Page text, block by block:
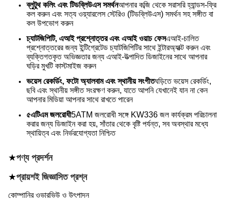
ব্লুটুথ কলিং এবং টিডব্লিউএস সমর্থনআপনার কব্জি থেকে সরাসরি হ্যান্ডস-ফ্রি
কল করুন এবং সত্য ওয়্যারলেস স্টেরিও (টিডব্লিউএস) সমর্থন সহ সঙ্গীত বা
কল উপভোগ করুন
চ্যাটজিপিটি, এআই প্রশ্নোত্তর এবং এআই ওয়াচ ফেসএআই-চালিত
প্রশ্নোত্তরের জন্য ইন্টিগ্রেটেড চ্যাটজিপিটির সাথে ইন্টারঅ্যাক্ট করুন এবং
ব্যক্তিগতকৃত অভিজ্ঞতার জন্য এআই-উত্পাদিত ডিজাইনের সাথে আপনার
ঘড়ির মুখটি কাস্টমাইজ করুন
ভয়েস রেকর্ডিং, ফটো অ্যালবাম এবং স্থানীয় সংগীতঘড়িতে ভয়েস রেকর্ডিং,
ছবি এবং স্থানীয় সঙ্গীত সংরক্ষণ করুন, যাতে আপনি যেখানেই যান না কেন
আপনার মিডিয়া আপনার সাথে রাখতে পারেন
৫এটিএম জলরোধী5ATM জলরোধী সঙ্গে KW336 জল কার্যক্রম পরিচালনা
করার জন্য ডিজাইন করা হয়, সাঁতার থেকে বৃষ্টি পর্যন্ত, সব অবস্থার মধ্যে
স্থায়িত্ব এবং নির্ভরযোগ্যতা নিশ্চিত
★পণ্য প্রদর্শন
★প্রায়শই জিজ্ঞাসিত প্রশ্ন
কোম্পানির ওভারভিউ ও উৎপাদন